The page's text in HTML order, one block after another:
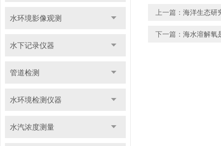
水环境影像观测
水下记录仪器
管道检测
水环境检测仪器
水汽浓度测量
上一篇： 海洋生态研
下一篇： 海水溶解氧